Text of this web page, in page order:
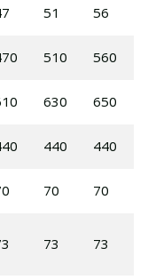
51 56
510 560
630 650
440 440
70 70
73 73